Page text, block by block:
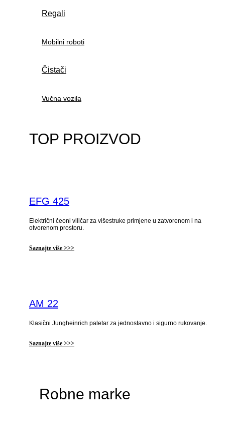
Regali
Mobilni roboti
Čistači
Vučna vozila
TOP PROIZVOD
EFG 425
Električni čeoni viličar za višestruke primjene u zatvorenom i na
otvorenom prostoru.
Saznajte više >>>
AM 22
Klasični Jungheinrich paletar za jednostavno i sigurno rukovanje.
Saznajte više >>>
Robne marke